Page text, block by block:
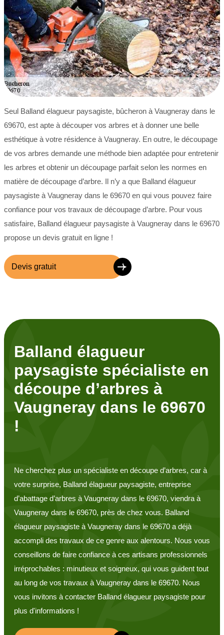
Seul Balland élagueur paysagiste, bûcheron à Vaugneray dans le
69670, est apte à découper vos arbres et à donner une belle
esthétique à votre résidence à Vaugneray. En outre, le découpage
de vos arbres demande une méthode bien adaptée pour entretenir
les arbres et obtenir un découpage parfait selon les normes en
matière de découpage d’arbre. Il n’y a que Balland élagueur
paysagiste à Vaugneray dans le 69670 en qui vous pouvez faire
confiance pour vos travaux de découpage d’arbre. Pour vous
satisfaire, Balland élagueur paysagiste à Vaugneray dans le 69670
propose un devis gratuit en ligne !
Devis gratuit
Balland élagueur
paysagiste spécialiste en
découpe d’arbres à
Vaugneray dans le 69670
!
Ne cherchez plus un spécialiste en découpe d’arbres, car à
votre surprise, Balland élagueur paysagiste, entreprise
d’abattage d’arbres à Vaugneray dans le 69670, viendra à
Vaugneray dans le 69670, près de chez vous. Balland
élagueur paysagiste à Vaugneray dans le 69670 a déjà
accompli des travaux de ce genre aux alentours. Nous vous
conseillons de faire confiance à ces artisans professionnels
irréprochables : minutieux et soigneux, qui vous guident tout
au long de vos travaux à Vaugneray dans le 69670. Nous
vous invitons à contacter Balland élagueur paysagiste pour
plus d'informations !